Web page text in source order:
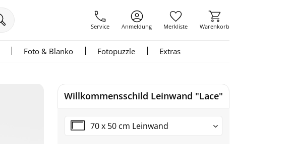
Service Anmeldung Merkliste Warenkorb
Foto & Blanko Fotopuzzle Extras
Willkommensschild Leinwand "Lace"
70 x 50 cm Leinwand